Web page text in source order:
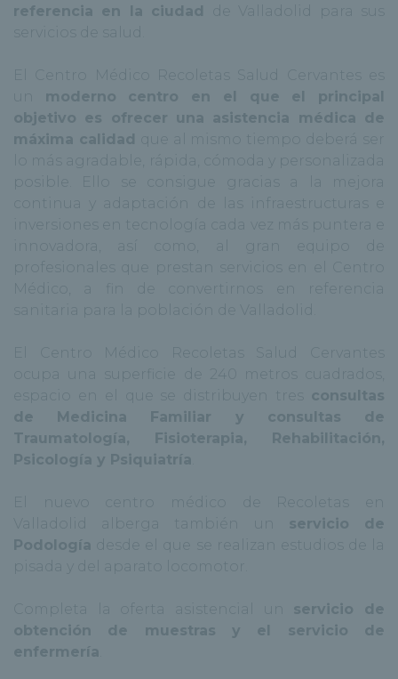
referencia en la ciudad
de Valladolid para sus
servicios de salud.
El Centro Médico Recoletas Salud Cervantes es
moderno centro en el que el principal
objetivo es ofrecer una asistencia médica de
máxima calidad que al mismo tiempo deberá ser
lo más agradable, rápida, cómoda y personalizada
posible. Ello se consigue gracias a la mejora
continua y adaptación de las infraestructuras e
inversiones en tecnología cada vez más puntera e
innovadora, así como, al gran equipo de
profesionales que prestan servicios en el Centro
Médico, a fin de convertirnos en referencia
sanitaria para la población de Valladolid.
El Centro Médico Recoletas Salud Cervantes
ocupa una superficie de 240 metros cuadrados,
espacio en el que se distribuyen tres
consultas
de Medicina Familiar y consultas de
Traumatología, Fisioterapia, Rehabilitación,
Psicología y Psiquiatría
El nuevo centro médico de Recoletas en
Valladolid alberga también un
servicio de
Podología desde el que se realizan estudios de la
pisada y del aparato locomotor.
Completa la oferta asistencial un servicio de
obtención de muestras y el servicio de
enfermería